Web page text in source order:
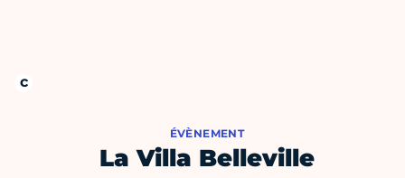
ÉVÈNEMENT
La Villa Belleville